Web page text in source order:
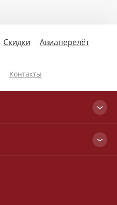
Скидки
Авиаперелёт
Контакты